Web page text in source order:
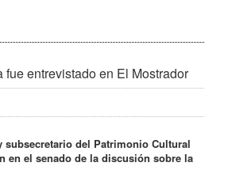
fue entrevistado en El Mostrador
subsecretario del Patrimonio Cultural
en el senado de la discusión sobre la